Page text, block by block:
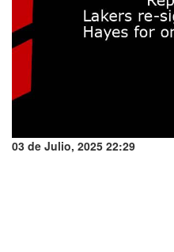
03 de Julio, 2025 22:29